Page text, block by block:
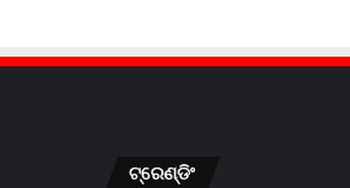
ଟ୍ରେଣ୍ଡିଂ